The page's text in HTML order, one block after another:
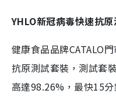
YHLO新冠病毒快速抗
健康食品品牌CATALO
抗原測試套裝，測試套
高達98.26%，最快15